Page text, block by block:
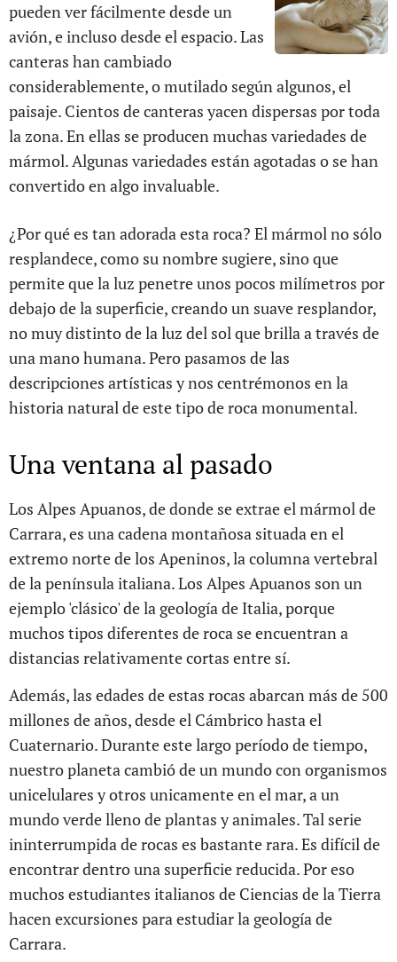
pueden ver fácilmente desde un
avión, e incluso desde el espacio. Las
canteras han cambiado
considerablemente, o mutilado según algunos, el
paisaje. Cientos de canteras yacen dispersas por toda
la zona. En ellas se producen muchas variedades de
mármol. Algunas variedades están agotadas o se han
convertido en algo invaluable.
¿Por qué es tan adorada esta roca? El mármol no sólo
resplandece, como su nombre sugiere, sino que
permite que la luz penetre unos pocos milímetros por
debajo de la superficie, creando un suave resplandor,
no muy distinto de la luz del sol que brilla a través de
una mano humana. Pero pasamos de las
descripciones artísticas y nos centrémonos en la
historia natural de este tipo de roca monumental.
Una ventana al pasado
Los Alpes Apuanos, de donde se extrae el mármol de
Carrara, es una cadena montañosa situada en el
extremo norte de los Apeninos, la columna vertebral
de la península italiana. Los Alpes Apuanos son un
ejemplo 'clásico' de la geología de Italia, porque
muchos tipos diferentes de roca se encuentran a
distancias relativamente cortas entre sí.
Además, las edades de estas rocas abarcan más de 500
millones de años, desde el Cámbrico hasta el
Cuaternario. Durante este largo período de tiempo,
nuestro planeta cambió de un mundo con organismos
unicelulares y otros unicamente en el mar, a un
mundo verde lleno de plantas y animales. Tal serie
ininterrumpida de rocas es bastante rara. Es difícil de
encontrar dentro una superficie reducida. Por eso
muchos estudiantes italianos de Ciencias de la Tierra
hacen excursiones para estudiar la geología de
Carrara.